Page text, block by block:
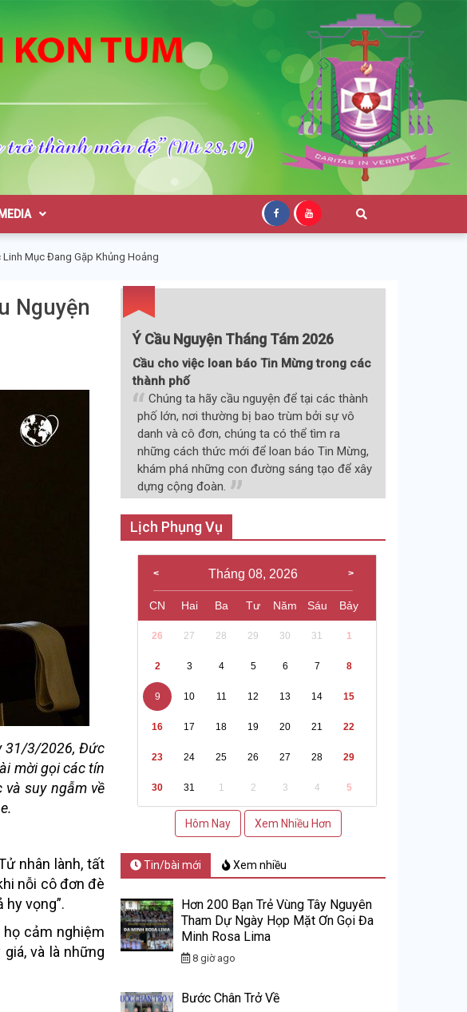
MEDIA
Linh Mục Đang Gặp Khủng Hoảng
Nguyện
31/3/2026, Đức
mời gọi các tín
suy ngẫm về
nhân lành, tất
nỗi cô đơn đè
vọng”.
họ cảm nghiệm
và là những
Ý Cầu Nguyện Tháng Tám 2026
Cầu cho việc loan báo Tin Mừng trong các
thành phố
Chúng ta hãy cầu nguyện để tại các thành
phố lớn, nơi thường bị bao trùm bởi sự vô
danh và cô đơn, chúng ta có thể tìm ra
những cách thức mới để loan báo Tin Mừng,
khám phá những con đường sáng tạo để xây
dựng cộng đoàn.
Lịch Phụng Vụ
Tháng 08, 2026
CN Hai Ba Tư Năm Sáu Bảy
26 27 28 29 30 31 1
2 3 4 5 6 7 8
9 10 11 12 13 14 15
16 17 18 19 20 21 22
23 24 25 26 27 28 29
30 31 1 2 3 4 5
Hôm Nay Xem Nhiều Hơn
Tin/bài mới Xem nhiều
Hơn 200 Bạn Trẻ Vùng Tây Nguyên
Tham Dự Ngày Họp Mặt Ơn Gọi Đa
Minh Rosa Lima
8 giờ ago
Bước Chân Trở Về